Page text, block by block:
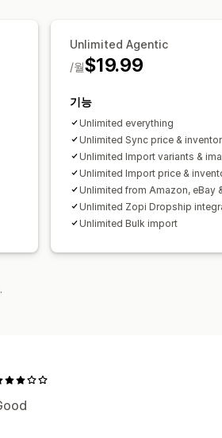
미국
Unlimited Agentic
$19.99
/월
기능
Unlimited everything
Unlimited Sync price &
Unlimited Import variants &
Unlimited Import price &
Unlimited from Amazon, eBay
Unlimited Zopi Dropship
Unlimited Bulk import